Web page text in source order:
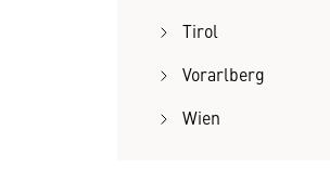
Tirol
Vorarlberg
Wien